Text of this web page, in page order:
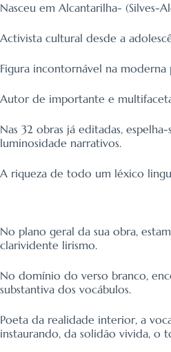
Nasceu em Alcantarilha- (Silves-
Activista cultural desde a
Figura incontornável na moderna
Autor de importante e
Nas 32 obras já editadas,
luminosidade narrativos.
A riqueza de todo um léxico
No plano geral da sua obra,
clarividente lirismo.
No domínio do verso branco,
substantiva dos vocábulos.
Poeta da realidade interior, a
instaurando, da solidão vivida,